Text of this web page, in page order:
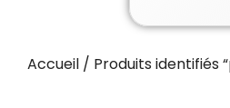
Accueil / Produits identifiés